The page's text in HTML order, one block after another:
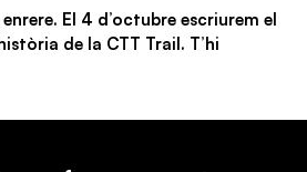
El 4 d’octubre escriurem el
de la CTT Trail. T’hi